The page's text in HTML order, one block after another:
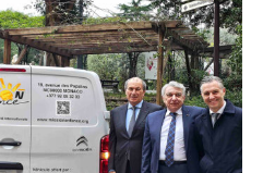
Messe
célébrée
à
Nice
en
présence